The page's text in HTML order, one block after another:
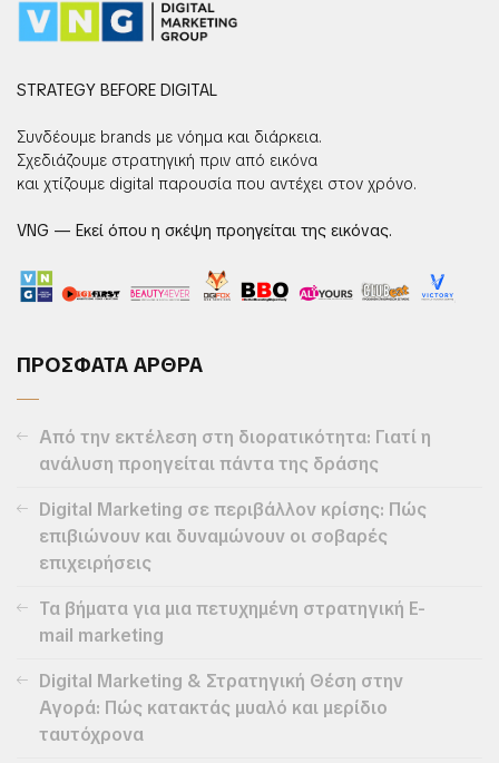
STRATEGY BEFORE DIGITAL
Συνδέουμε brands με νόημα και διάρκεια.
Σχεδιάζουμε στρατηγική πριν από εικόνα
και χτίζουμε digital παρουσία που αντέχει στον χρόνο.
VNG — Εκεί όπου η σκέψη προηγείται της εικόνας.
ΠΡΟΣΦΑΤΑ ΑΡΘΡΑ
Από την εκτέλεση στη διορατικότητα: Γιατί η
ανάλυση προηγείται πάντα της δράσης
Digital Marketing σε περιβάλλον κρίσης: Πώς
επιβιώνουν και δυναμώνουν οι σοβαρές
επιχειρήσεις
Τα βήματα για μια πετυχημένη στρατηγική E-
mail marketing
Digital Marketing & Στρατηγική Θέση στην
Αγορά: Πώς κατακτάς μυαλό και μερίδιο
ταυτόχρονα